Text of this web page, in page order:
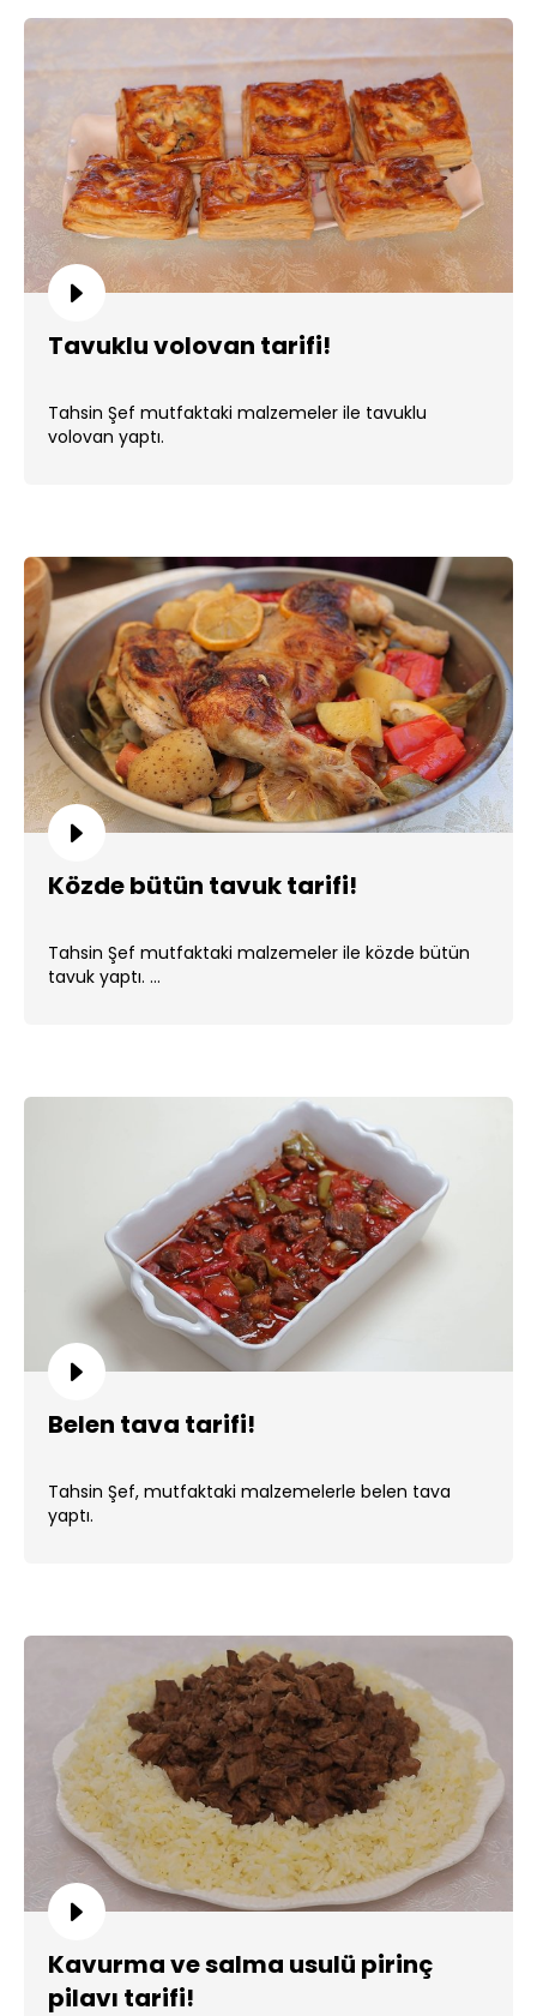
Tavuklu volovan tarifi!
Tahsin Şef mutfaktaki malzemeler ile tavuklu
volovan yaptı.
Közde bütün tavuk tarifi!
Tahsin Şef mutfaktaki malzemeler ile közde bütün
tavuk yaptı. ...
Belen tava tarifi!
Tahsin Şef, mutfaktaki malzemelerle belen tava
yaptı.
Kavurma ve salma usulü pirinç
pilavı tarifi!